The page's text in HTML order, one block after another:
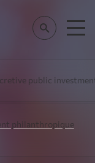
public investment
philanthropique